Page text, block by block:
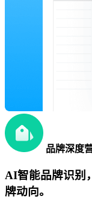
品牌深度
AI智能品牌识别
牌动向。